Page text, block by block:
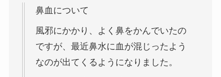
鼻血について
風邪にかかり、よく鼻をかんでいたの
ですが、最近鼻水に血が混じったよう
なのが出てくるようになりました。